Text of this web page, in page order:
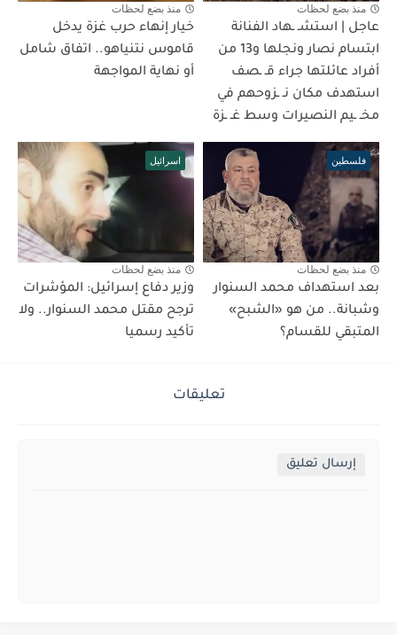
منذ بضع لحظات
عاجل | استشـ ـهاد الفنانة
ابتسام نصار ونجلها و13 من
أفراد عائلتها جراء قـ ـصف
استهدف مكان نـ ـزوحهم في
مخـ ـيم النصيرات وسط غـ ـزة
منذ بضع لحظات
خيار إنهاء حرب غزة يدخل
قاموس نتنياهو.. اتفاق شامل
أو نهاية المواجهة
فلسطين
منذ بضع لحظات
بعد استهداف محمد السنوار
وشبانة.. من هو «الشبح»
المتبقي للقسام؟
اسرائيل
منذ بضع لحظات
وزير دفاع إسرائيل: المؤشرات
ترجح مقتل محمد السنوار.. ولا
تأكيد رسميا
تعليقات
إرسال تعليق